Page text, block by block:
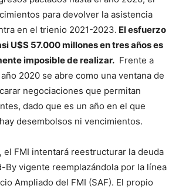
para devolver la asistencia
en el trienio 2021-2023. El esfuerzo
U$S 57.000 millones en tres años es
imposible de realizar. Frente a
2020 se abre como una ventana de
negociaciones que permitan
dado que es un año en el que
desembolsos ni vencimientos.
el FMI intentará reestructurar la deuda
By vigente reemplazándola por la línea
Ampliado del FMI (SAF). El propio